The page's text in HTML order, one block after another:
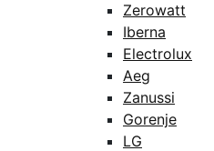
Zerowatt
Iberna
Electrolux
Aeg
Zanussi
Gorenje
LG